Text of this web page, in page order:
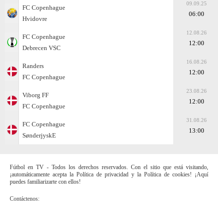
FC Copenhague
Hvidovre
09.09.25
06:00
FC Copenhague
Debrecen VSC
12.08.26
12:00
Randers
FC Copenhague
16.08.26
12:00
Viborg FF
FC Copenhague
23.08.26
12:00
FC Copenhague
SønderjyskE
31.08.26
13:00
Fútbol en TV - Todos los derechos reservados. Con el sitio que está visitando,
¡automáticamente acepta la Política de privacidad y la Política de cookies! ¡Aquí
puedes familiarizarte con ellos!
Contáctenos: